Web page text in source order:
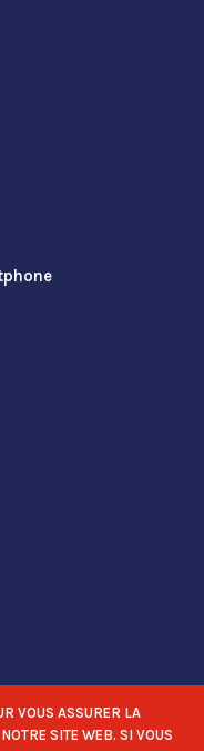
VOUS ASSURER LA
SITE WEB. SI VOUS